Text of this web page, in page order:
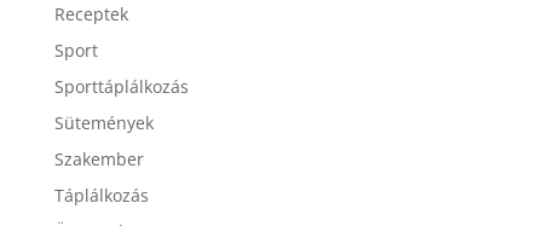
Receptek
Sport
Sporttáplálkozás
Sütemények
Szakember
Táplálkozás